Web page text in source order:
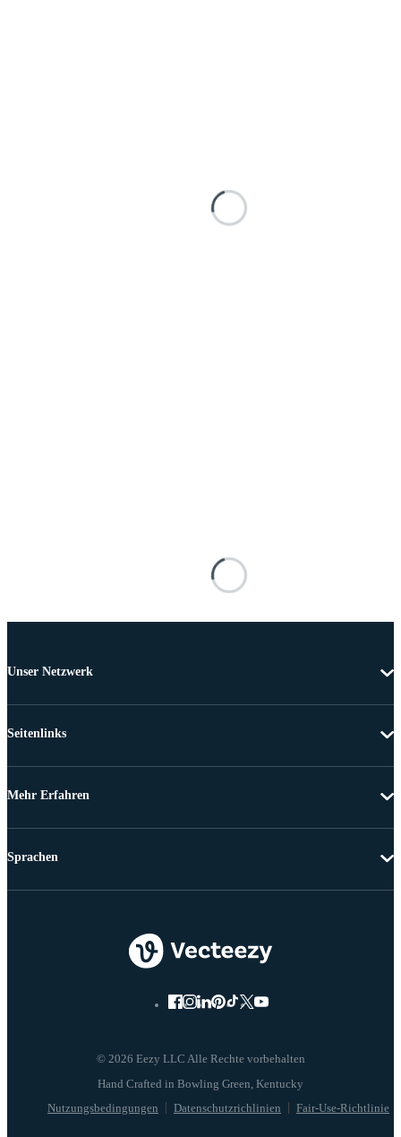
Unser Netzwerk
Seitenlinks
Mehr Erfahren
© 2026 Eezy LLC Alle Rechte vorbehalten
Nutzungsbedingungen Datenschutzrichlinien Fair-Use-Richtlinie
Sprachen